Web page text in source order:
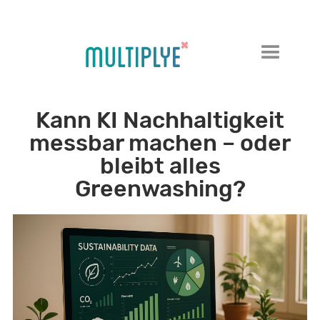
Kann KI Nachhaltigkeit
messbar machen – oder
bleibt alles
Greenwashing?